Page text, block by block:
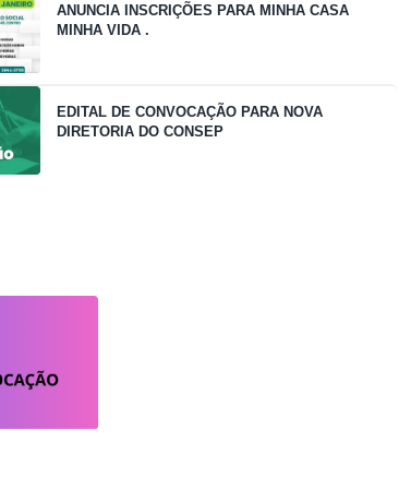
ANUNCIA INSCRIÇÕES PARA MINHA CASA
MINHA VIDA .
EDITAL DE CONVOCAÇÃO PARA NOVA
DIRETORIA DO CONSEP